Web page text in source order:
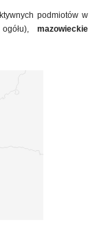
podmiotów w
mazowieckie